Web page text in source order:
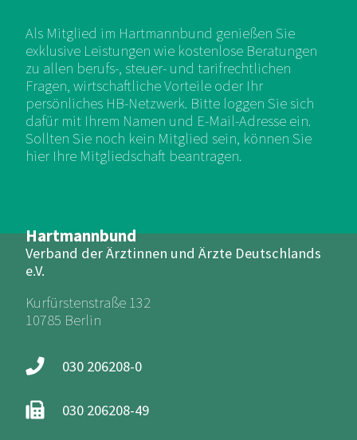
Hartmannbund
Verband der Ärztinnen und Ärzte Deutschlands
e.V.
Kurfürstenstraße 132
10785 Berlin
030 206208-0
030 206208-49
Als Mitglied im Hartmannbund genießen Sie
exklusive Leistungen wie kostenlose Beratungen
zu allen berufs-, steuer- und tarifrechtlichen
Fragen, wirtschaftliche Vorteile oder Ihr
persönliches HB-Netzwerk. Bitte loggen Sie sich
dafür mit Ihrem Namen und E-Mail-Adresse ein.
Sollten Sie noch kein Mitglied sein, können Sie
hier Ihre Mitgliedschaft beantragen.